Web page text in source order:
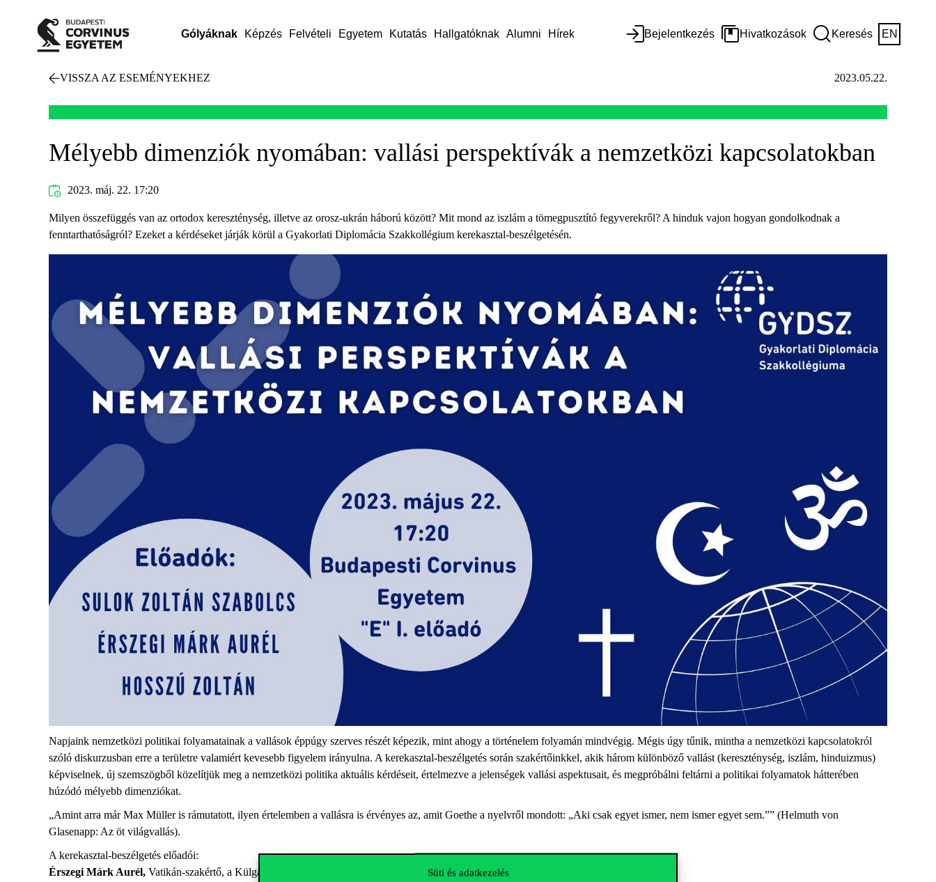
Süti és adatkezelés
Gólyáknak Képzés Felvételi Egyetem Kutatás Hallgatóknak Alumni Hírek Bejelentkezés Hivatkozások Keresés EN
VISSZA AZ ESEMÉNYEKHEZ 2023.05.22.
Mélyebb dimenziók nyomában: vallási perspektívák a nemzetközi kapcsolatokban
2023. máj. 22. 17:20
Milyen összefüggés van az ortodox kereszténység, illetve az orosz-ukrán háború között? Mit mond az iszlám a tömegpusztító fegyverekről? A hinduk vajon hogyan gondolkodnak a
fenntarthatóságról? Ezeket a kérdéseket járják körül a Gyakorlati Diplomácia Szakkollégium kerekasztal-beszélgetésén.
Napjaink nemzetközi politikai folyamatainak a vallások éppúgy szerves részét képezik, mint ahogy a történelem folyamán mindvégig. Mégis úgy tűnik, mintha a nemzetközi kapcsolatokról
szóló diskurzusban erre a területre valamiért kevesebb figyelem irányulna. A kerekasztal-beszélgetés során szakértőinkkel, akik három különböző vallást (kereszténység, iszlám, hinduizmus)
képviselnek, új szemszögből közelítjük meg a nemzetközi politika aktuális kérdéseit, értelmezve a jelenségek vallási aspektusait, és megpróbálni feltárni a politikai folyamatok hátterében
húzódó mélyebb dimenziókat.
„Amint arra már Max Müller is rámutatott, ilyen értelemben a vallásra is érvényes az, amit Goethe a nyelvről mondott: „Aki csak egyet ismer, nem ismer egyet sem.”” (Helmuth von
Glasenapp: Az öt világvallás).
A kerekasztal-beszélgetés előadói:
Érszegi Márk Aurél, Vatikán-szakértő, a Külgazdasági és Külügyminisztérium vallásdiplomáciai főtanácsadója